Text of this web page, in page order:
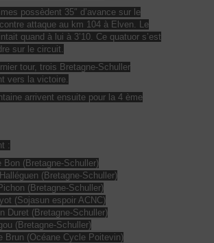
possèdent 35″ d’avance sur le
attaque au km 104 à Elven. Le
quand à lui à 3’10. Ce quatuor s’est
sur le circuit.
tour, trois Bretagne-Schuller
vers la victoire.
arrivent ensuite pour la 4 ème
:
Bon (Bretagne-Schuller)
(Bretagne-Schuller)
(Bretagne-Schuller)
(Sojasun espoir ACNC)
Duret (Bretagne-Schuller)
(Bretagne-Schuller)
Brun (Océane Cycle Poitevin)